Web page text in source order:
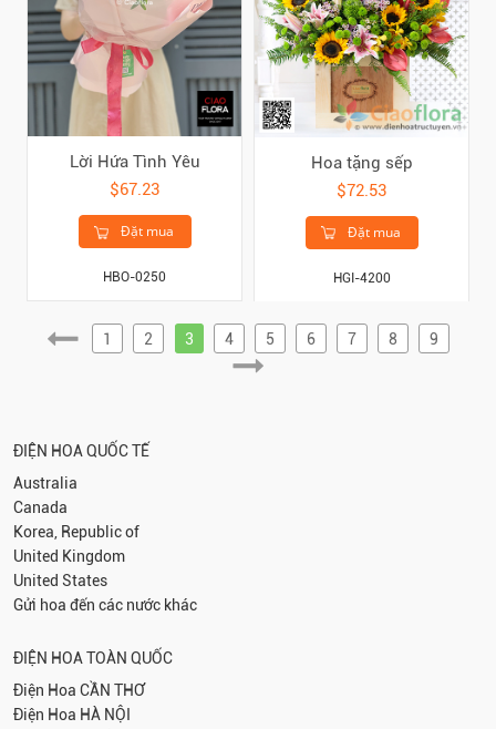
Lời Hứa Tình Yêu
$67.23
Đặt mua
HBO-0250
Hoa tặng sếp
$72.53
Đặt mua
HGI-4200
1 2 3 4 5 6 7 8 9
ĐIỆN HOA QUỐC TẾ
Australia
Canada
Korea, Republic of
United Kingdom
United States
Gửi hoa đến các nước khác
ĐIỆN HOA TOÀN QUỐC
Điện Hoa CẦN THƠ
Điện Hoa HÀ NỘI